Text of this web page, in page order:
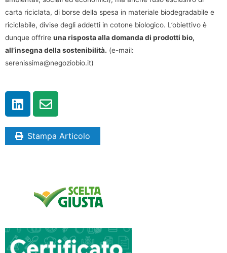
carta riciclata, di borse della spesa in materiale biodegradabile e
riciclabile, divise degli addetti in cotone biologico. L’obiettivo è
dunque offrire una risposta alla domanda di prodotti bio,
all’insegna della sostenibilità. (e-mail:
serenissima@negoziobio.it)
Stampa Articolo